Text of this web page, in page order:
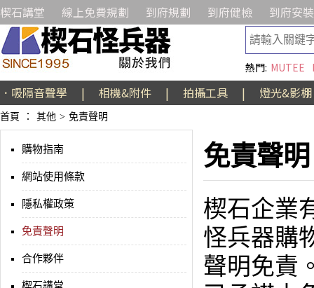
楔石講堂 線上免費規劃 到府規劃 到府健檢 到府安裝
熱門: MUTEE
．吸隔音聲學 | 相機&附件 | 拍攝工具 | 燈光&影棚
首頁 ： 其他 > 免責聲明
購物指南
網站使用條款
隱私權政策
免責聲明
合作夥伴
免責聲明
楔石企業
怪兵器購
聲明免責